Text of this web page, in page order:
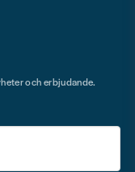
och erbjudande.